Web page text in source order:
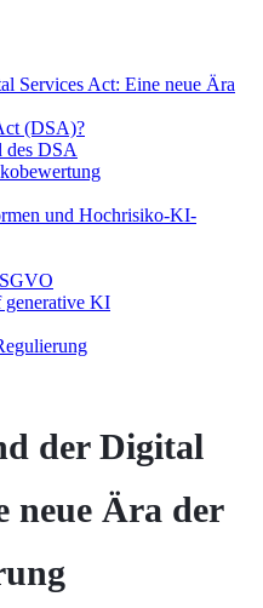
Services Act: Eine neue Ära
(DSA)?
des DSA
und Hochrisiko-KI-
generative KI
der Digital
neue Ära der